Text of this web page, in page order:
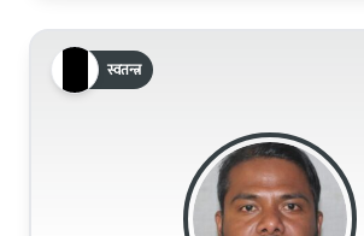
स्वतन्त्र